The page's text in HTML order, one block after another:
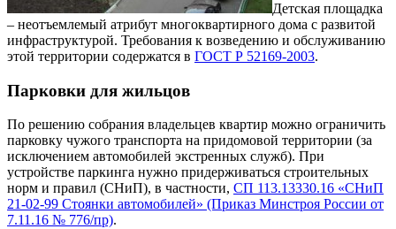
Детская площадка
– неотъемлемый атрибут многоквартирного дома с развитой
инфраструктурой. Требования к возведению и обслуживанию
этой территории содержатся в ГОСТ Р 52169-2003.
Парковки для жильцов
По решению собрания владельцев квартир можно ограничить
парковку чужого транспорта на придомовой территории (за
исключением автомобилей экстренных служб). При
устройстве паркинга нужно придерживаться строительных
норм и правил (СНиП), в частности, СП 113.13330.16 «СНиП
21-02-99 Стоянки автомобилей» (Приказ Минстроя России от
7.11.16 № 776/пр).